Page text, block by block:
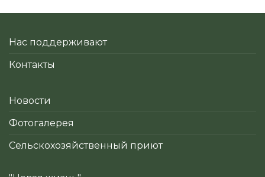
Нас поддерживают
Контакты
Новости
Фотогалерея
Сельскохозяйственный приют